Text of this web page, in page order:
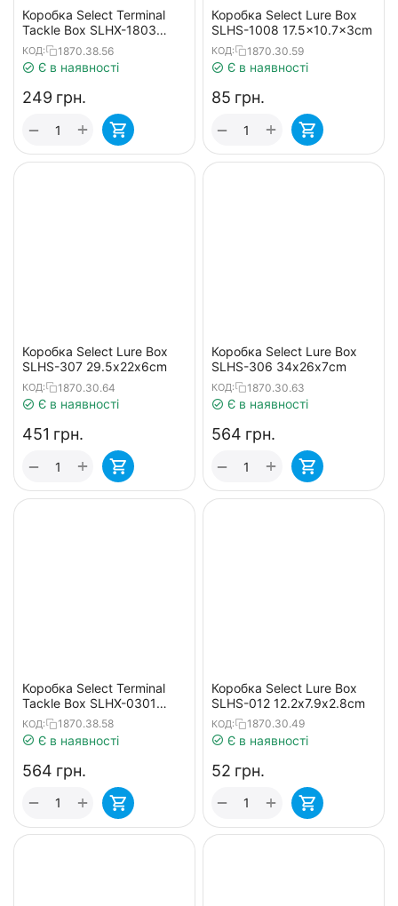
Коробка Select Terminal
Tackle Box SLHX-1803
25.4х12.8х3.3cm
КОД: 1870.38.56
Є в наявності
‍249‍ грн.
+
−
Коробка Select Lure Box
SLHS-1008 17.5x10.7x3cm
КОД: 1870.30.59
Є в наявності
‍85‍ грн.
+
−
Коробка Select Lure Box
SLHS-307 29.5х22х6cm
КОД: 1870.30.64
Є в наявності
‍451‍ грн.
+
−
Коробка Select Lure Box
SLHS-306 34х26х7cm
КОД: 1870.30.63
Є в наявності
‍564‍ грн.
+
−
Коробка Select Terminal
Tackle Box SLHX-0301
50х15х8cm
КОД: 1870.38.58
Є в наявності
‍564‍ грн.
+
−
Коробка Select Lure Box
SLHS-012 12.2х7.9х2.8cm
КОД: 1870.30.49
Є в наявності
‍52‍ грн.
+
−